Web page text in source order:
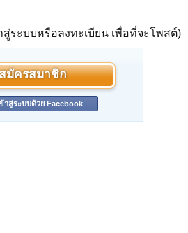
ระบบหรือลงทะเบียน เพื่อที่จะโพสต์)
มัครสมาชิก
าสู่ระบบด้วย Facebook